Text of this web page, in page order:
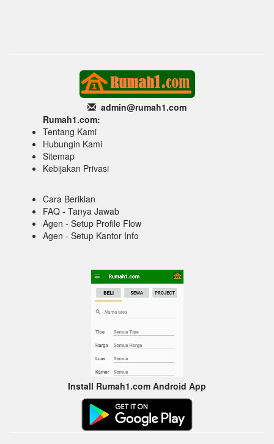
admin@rumah1.com
Rumah1.com:
Tentang Kami
Hubungin Kami
Sitemap
Kebijakan Privasi
Cara Beriklan
FAQ - Tanya Jawab
Agen - Setup Profile Flow
Agen - Setup Kantor Info
Install Rumah1.com Android App